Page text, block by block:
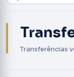
Transferências